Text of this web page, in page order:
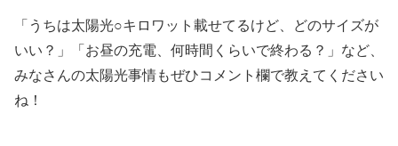
「うちは太陽光○キロワット載せてるけど、どのサイズが
いい？」「お昼の充電、何時間くらいで終わる？」など、
みなさんの太陽光事情もぜひコメント欄で教えてください
ね！